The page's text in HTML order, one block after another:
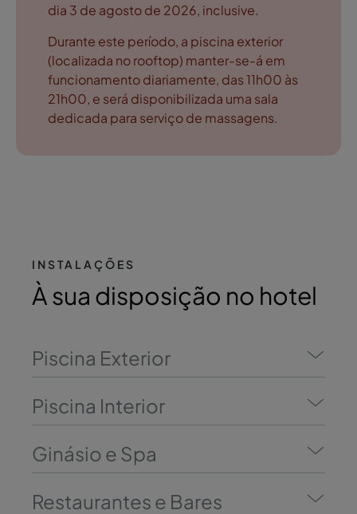
dia 3 de agosto de 2026, inclusive.
Durante este período, a piscina exterior
(localizada no rooftop) manter-se-á em
funcionamento diariamente, das 11h00 às
21h00, e será disponibilizada uma sala
dedicada para serviço de massagens.
INSTALAÇÕES
À sua disposição no hotel
Piscina Exterior
Piscina Interior
Ginásio e Spa
Restaurantes e Bares